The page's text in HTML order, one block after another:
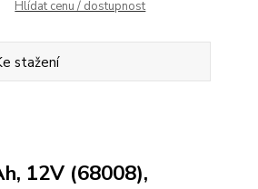
Hlídat cenu / dostupnost
stažení
12V (68008),